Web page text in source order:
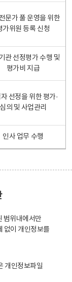
문가 풀 운영을 위한
가위원 등록 신청
관 선정평가 수행 및
평가비 지급
선정을 위한 평가·
심의 및 사업관리
인사 업무 수행
범위내에서만
없이 개인정보를
개인정보파일